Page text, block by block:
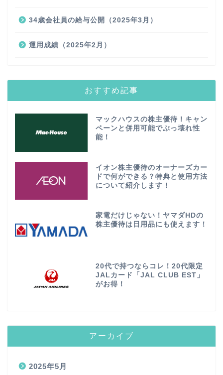
34歳会社員の給与公開（2025年3月）
運用成績（2025年2月）
おすすめ記事
マックハウスの株主優待！キャン
ペーンと併用可能でぶっ壊れ性
能！
イオン株主優待のオーナーズカー
ドで何ができる？特典と使用方法
について紹介します！
家電だけじゃない！ヤマダHDの
株主優待は日用品にも使えます！
20代で持つならコレ！20代限定
JALカード「JAL CLUB EST」
がお得！
アーカイブ
2025年5月